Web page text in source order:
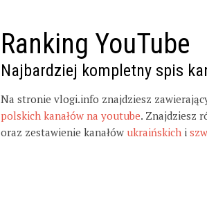
Ranking YouTube
Najbardziej kompletny spis
Na stronie vlogi.info znajdziesz
polskich kanałów na youtube. Znajdziesz
oraz zestawienie kanałów ukraińskich i